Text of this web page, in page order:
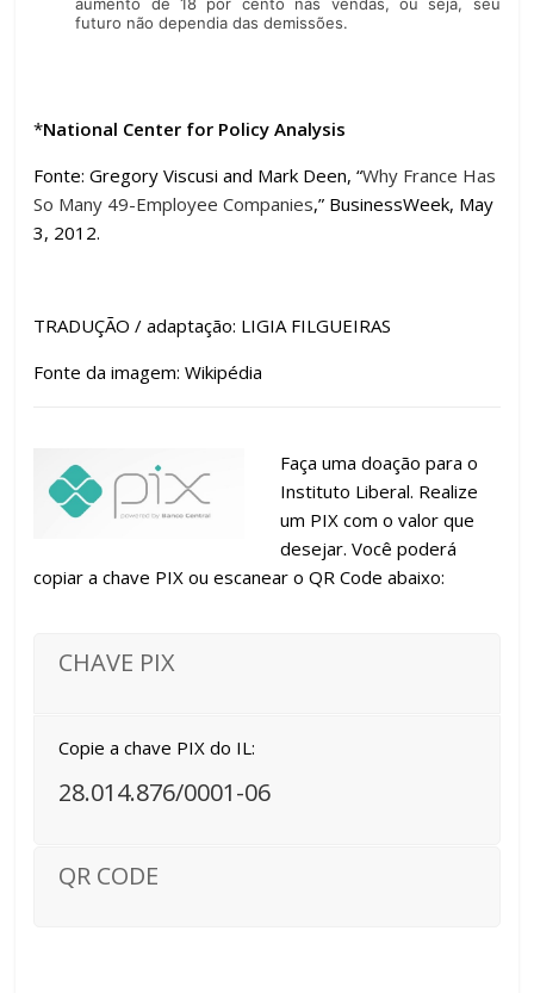
futuro não dependia das demissões.
*National Center for Policy Analysis
Fonte: Gregory Viscusi and Mark Deen, “Why France Has
So Many 49-Employee Companies,” BusinessWeek, May
3, 2012.
TRADUÇÃO / adaptação: LIGIA FILGUEIRAS
Fonte da imagem: Wikipédia
Faça uma doação para o
Instituto Liberal. Realize
um PIX com o valor que
desejar. Você poderá
copiar a chave PIX ou escanear o QR Code abaixo:
CHAVE PIX
Copie a chave PIX do IL:
28.014.876/0001-06
QR CODE